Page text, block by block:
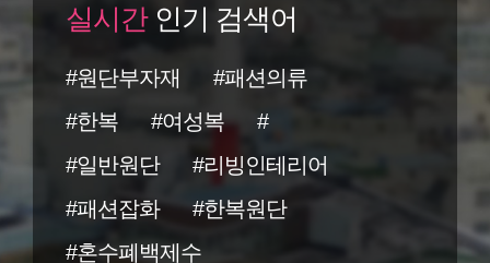
실시간인기 검색어
#원단부자재
#패션의류
#한복
#여성복
#
#일반원단
#리빙인테리어
#패션잡화
#한복원단
#혼수폐백제수